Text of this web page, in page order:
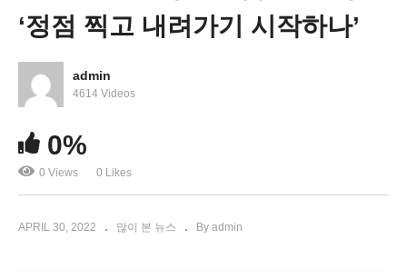
인난 심화’
‘정점 찍고 내려가기 시작하나’
admin
4614 Videos
0%
0 Views 0 Likes
APRIL 30, 2022 많이 본 뉴스 By admin